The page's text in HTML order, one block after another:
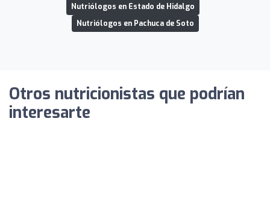
Nutriólogos en Estado de Hidalgo
Nutriólogos en Pachuca de Soto
Otros nutricionistas que podrían
interesarte